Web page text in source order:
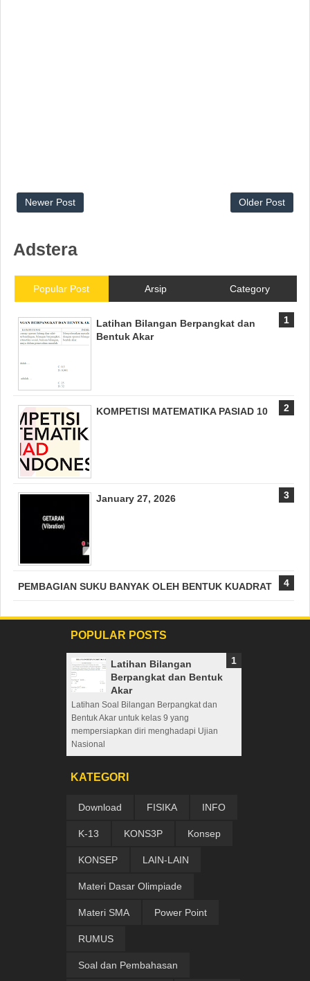
Newer Post Older Post
Adstera
Popular Post Arsip Category
Latihan Bilangan Berpangkat dan
Bentuk Akar
KOMPETISI MATEMATIKA PASIAD 10
January 27, 2026
PEMBAGIAN SUKU BANYAK OLEH BENTUK KUADRAT
POPULAR POSTS
Latihan Bilangan
Berpangkat dan Bentuk
Akar
Latihan Soal Bilangan Berpangkat dan
Bentuk Akar untuk kelas 9 yang
mempersiapkan diri menghadapi Ujian
Nasional
KATEGORI
Download FISIKA INFO
K-13 KONS3P Konsep
KONSEP LAIN-LAIN
Materi Dasar Olimpiade
Materi SMA Power Point
RUMUS
Soal dan Pembahasan